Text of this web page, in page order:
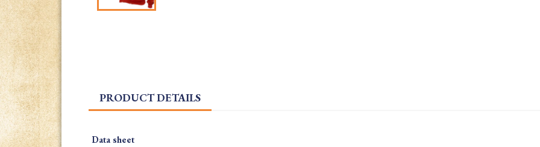
PRODUCT DETAILS
Data sheet